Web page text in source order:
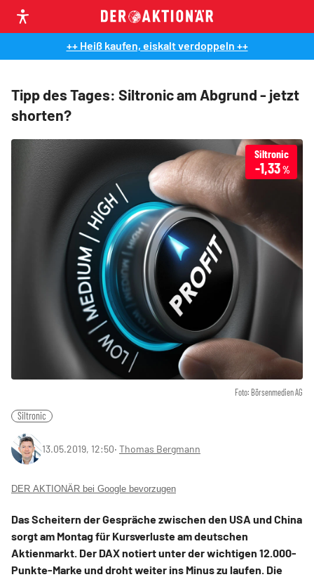
++ Heiß kaufen, eiskalt verdoppeln ++
Tipp des Tages: Siltronic am Abgrund - jetzt
shorten?
Foto: Börsenmedien AG
Siltronic
-1,33%
Siltronic
13.05.2019, 12:50‧ Thomas Bergmann
DER AKTIONÄR bei Google bevorzugen
Das Scheitern der Gespräche zwischen den USA und China
sorgt am Montag für Kursverluste am deutschen
Aktienmarkt. Der DAX notiert unter der wichtigen 12.000-
Punkte-Marke und droht weiter ins Minus zu laufen. Die